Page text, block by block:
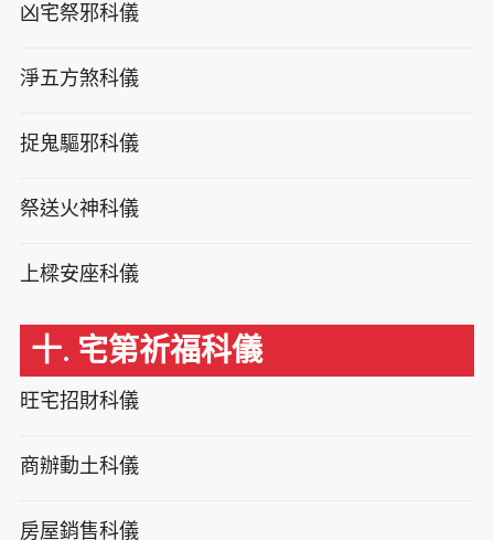
凶宅祭邪科儀
淨五方煞科儀
捉鬼驅邪科儀
祭送火神科儀
上樑安座科儀
十. 宅第祈福科儀
旺宅招財科儀
商辦動土科儀
房屋銷售科儀